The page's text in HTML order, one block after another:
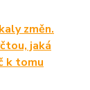
změn.
jaká
k tomu